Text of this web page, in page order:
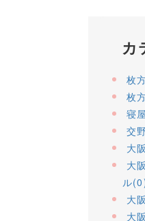
カ
枚
枚
寝
交
大
大
ル
大
大